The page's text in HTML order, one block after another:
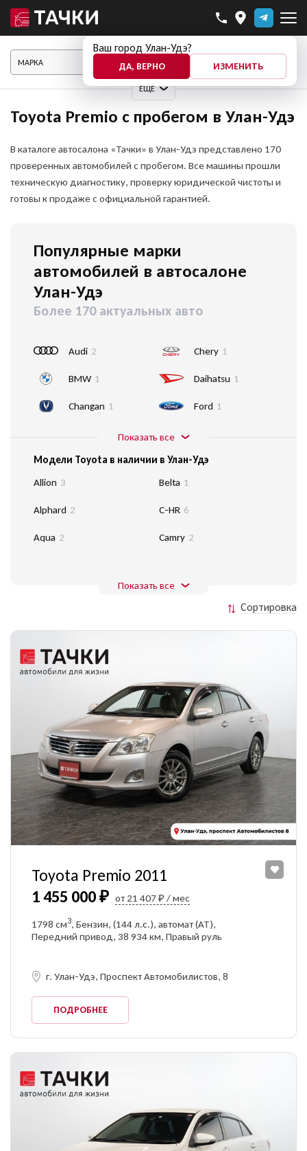
Ваш город Улан-Удэ?
ДА, ВЕРНО ИЗМЕНИТЬ
ЕЩЕ
ПОКАЗАТЬ АВТО
Toyota Premio с пробегом в Улан-Удэ
В каталоге автосалона «Тачки» в Улан-Удэ представлено 170
проверенных автомобилей с пробегом. Все машины прошли
техническую диагностику, проверку юридической чистоты и
готовы к продаже с официальной гарантией.
Популярные марки
автомобилей в автосалоне
Улан-Удэ
Более 170 актуальных авто
Audi 2
BMW 1
Changan 1
Chery 1
Daihatsu 1
Ford 1
Показать все
Модели Toyota в наличии в Улан-Удэ
Allion 3
Alphard 2
Aqua 2
Belta 1
C-HR 6
Camry 2
Показать все
Сортировка
1 455 000 ₽ от 21 407 ₽ / мес
Toyota Premio 2011
1798 см3, Бензин, (144 л.с.), автомат (AT),
Передний привод, 38 934 км, Правый руль
г. Улан-Удэ, Проспект Автомобилистов, 8
ПОДРОБНЕЕ